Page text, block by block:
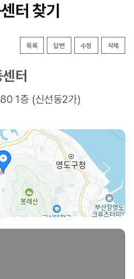
터 찾기
목록 답변 수정 삭제
터
1층 (신선동2가)